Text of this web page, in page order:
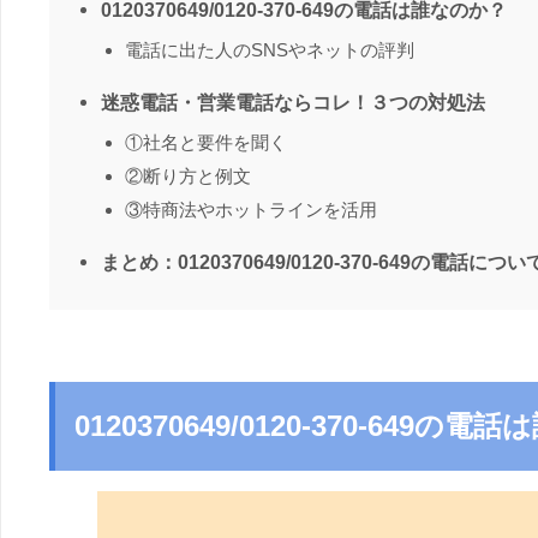
0120370649/0120-370-649の電話は誰なのか？
電話に出た人のSNSやネットの評判
迷惑電話・営業電話ならコレ！３つの対処法
①社名と要件を聞く
②断り方と例文
③特商法やホットラインを活用
まとめ：0120370649/0120-370-649の電話につい
0120370649/0120-370-649の電話